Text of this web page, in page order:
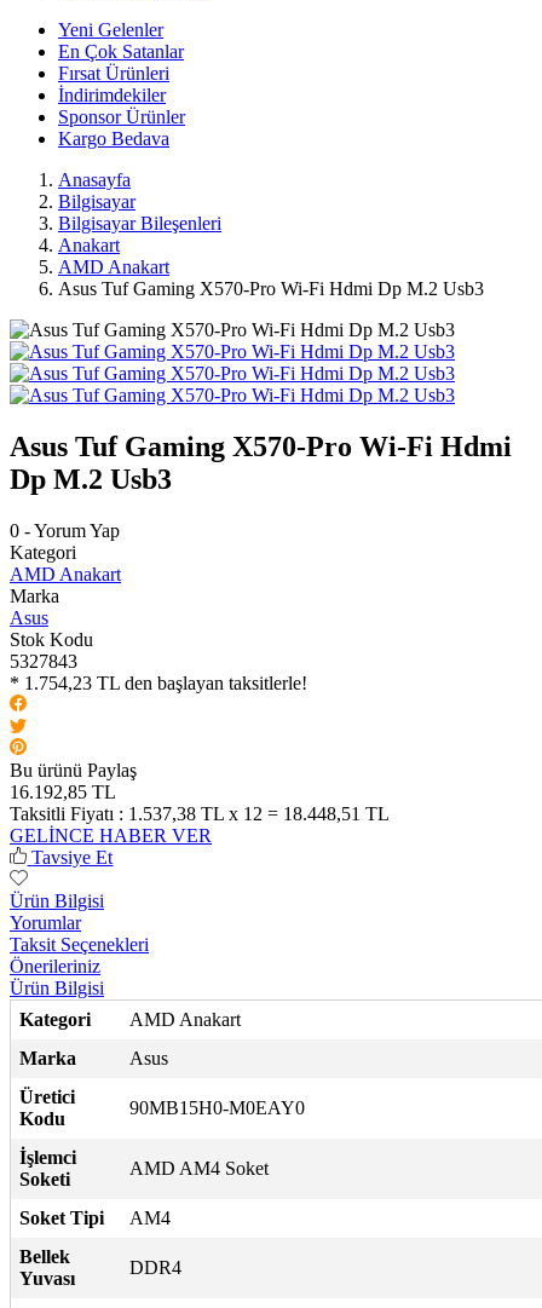
Yeni Gelenler
En Çok Satanlar
Fırsat Ürünleri
İndirimdekiler
Sponsor Ürünler
Kargo Bedava
Anasayfa
Bilgisayar
Bilgisayar Bileşenleri
Anakart
AMD Anakart
Asus Tuf Gaming X570-Pro Wi-Fi Hdmi Dp M.2 Usb3
Asus Tuf Gaming X570-Pro Wi-Fi Hdmi
Dp M.2 Usb3
0 - Yorum Yap
Kategori
AMD Anakart
Marka
Asus
Stok Kodu
5327843
* 1.754,23 TL den başlayan taksitlerle!
Bu ürünü Paylaş
16.192,85 TL
Taksitli Fiyatı : 1.537,38 TL x 12 = 18.448,51 TL
GELİNCE HABER VER
Tavsiye Et
Ürün Bilgisi
Yorumlar
Taksit Seçenekleri
Önerileriniz
Ürün Bilgisi
Kategori
AMD Anakart
Marka
Asus
Üretici
Kodu
90MB15H0-M0EAY0
İşlemci
Soketi
AMD AM4 Soket
Soket Tipi
AM4
Bellek
Yuvası
DDR4